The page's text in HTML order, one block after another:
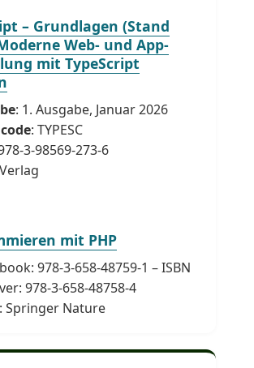
– Grundlagen (Stand
Web- und App-
mit TypeScript
: 1. Ausgabe, Januar 2026
: TYPESC
3-98569-273-6
mit PHP
978-3-658-48759-1 – ISBN
978-3-658-48758-4
Springer Nature